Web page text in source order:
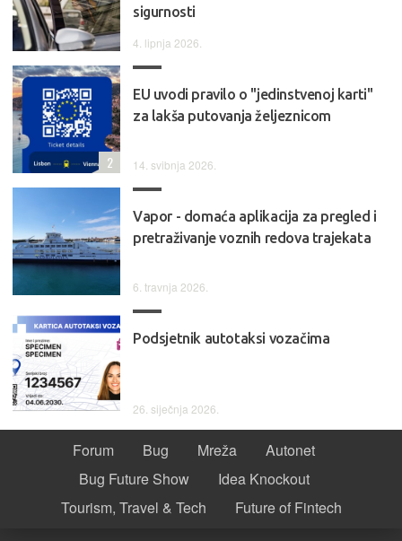
sigurnosti
4. lipnja 2026.
EU uvodi pravilo o "jedinstvenoj karti"
za lakša putovanja željeznicom
14. svibnja 2026.
2
Vapor - domaća aplikacija za pregled i
pretraživanje voznih redova trajekata
6. travnja 2026.
Podsjetnik autotaksi vozačima
26. siječnja 2026.
Forum Bug Mreža
Autonet
Bug Future Show
Idea Knockout
Tourism, Travel & Tech
Future of Fintech